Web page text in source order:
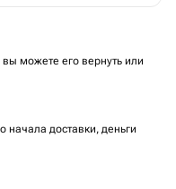
вы можете его вернуть или
начала доставки, деньги